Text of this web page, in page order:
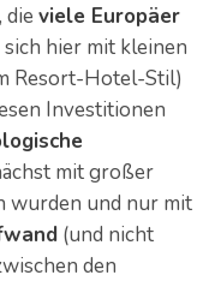
die viele Europäer
sich hier mit kleinen
Resort-Hotel-Stil)
Investitionen
mit großer
wurden und nur mit
(und nicht
den